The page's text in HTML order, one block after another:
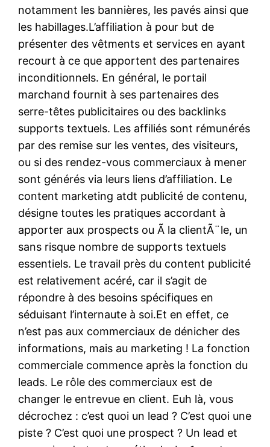
notamment les bannières, les pavés ainsi que
les habillages.L’affiliation à pour but de
présenter des vêtments et services en ayant
recourt à ce que apportent des partenaires
inconditionnels. En général, le portail
marchand fournit à ses partenaires des
serre-têtes publicitaires ou des backlinks
supports textuels. Les affiliés sont rémunérés
par des remise sur les ventes, des visiteurs,
ou si des rendez-vous commerciaux à mener
sont générés via leurs liens d’affiliation. Le
content marketing atdt publicité de contenu,
désigne toutes les pratiques accordant à
apporter aux prospects ou Ã la clientÃ¨le, un
sans risque nombre de supports textuels
essentiels. Le travail près du content publicité
est relativement acéré, car il s’agit de
répondre à des besoins spécifiques en
séduisant l’internaute à soi.Et en effet, ce
n’est pas aux commerciaux de dénicher des
informations, mais au marketing ! La fonction
commerciale commence après la fonction du
leads. Le rôle des commerciaux est de
changer le entrevue en client. Euh là, vous
décrochez : c’est quoi un lead ? C’est quoi une
piste ? C’est quoi une prospect ? Un lead et